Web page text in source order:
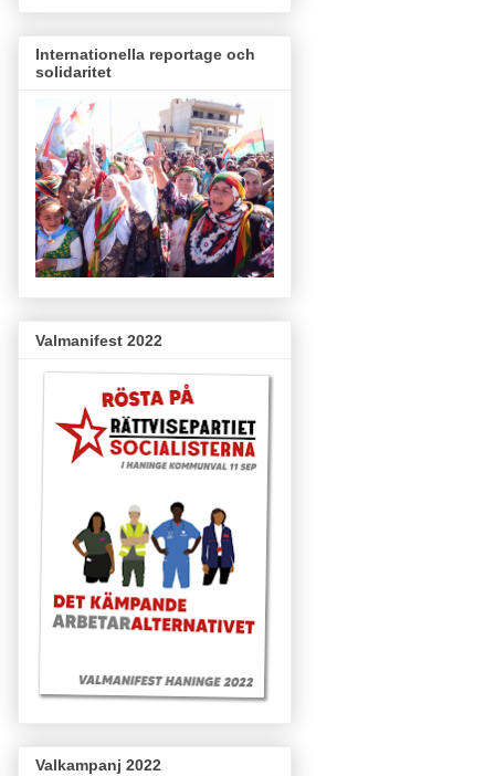
Internationella reportage och
solidaritet
Valmanifest 2022
Valkampanj 2022